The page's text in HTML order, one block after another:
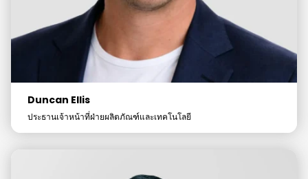
Duncan Ellis
ประธานเจ้าหน้าที่ฝ่ายผลิตภัณฑ์และเทคโนโลยี